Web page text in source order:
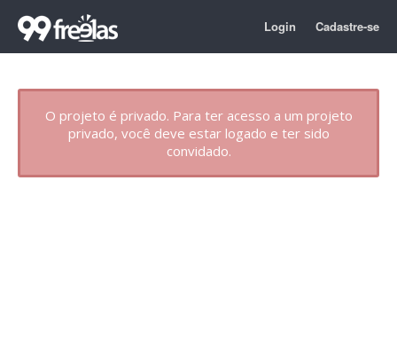
Login Cadastre-se
O projeto é privado. Para ter acesso a um projeto
privado, você deve estar logado e ter sido
convidado.